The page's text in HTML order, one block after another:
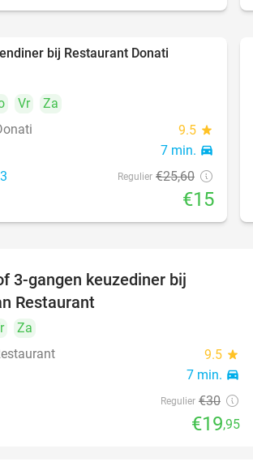
bij Restaurant Donati
Vr
Za
9.5 star
7 min. directions_car
Regulier €25,60
€15
3-gangen keuzediner bij
Restaurant
Za
9.5 star
7 min. directions_car
Regulier €30
€19,95